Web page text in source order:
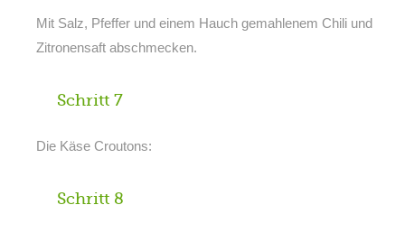
Mit Salz, Pfeffer und einem Hauch gemahlenem Chili und
Zitronensaft abschmecken.
Schritt 7
Die Käse Croutons:
Schritt 8